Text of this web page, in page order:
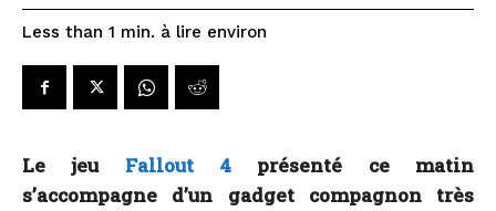
Less than 1 min. à lire environ
Le jeu Fallout 4 présenté ce matin
s’accompagne d’un gadget compagnon très